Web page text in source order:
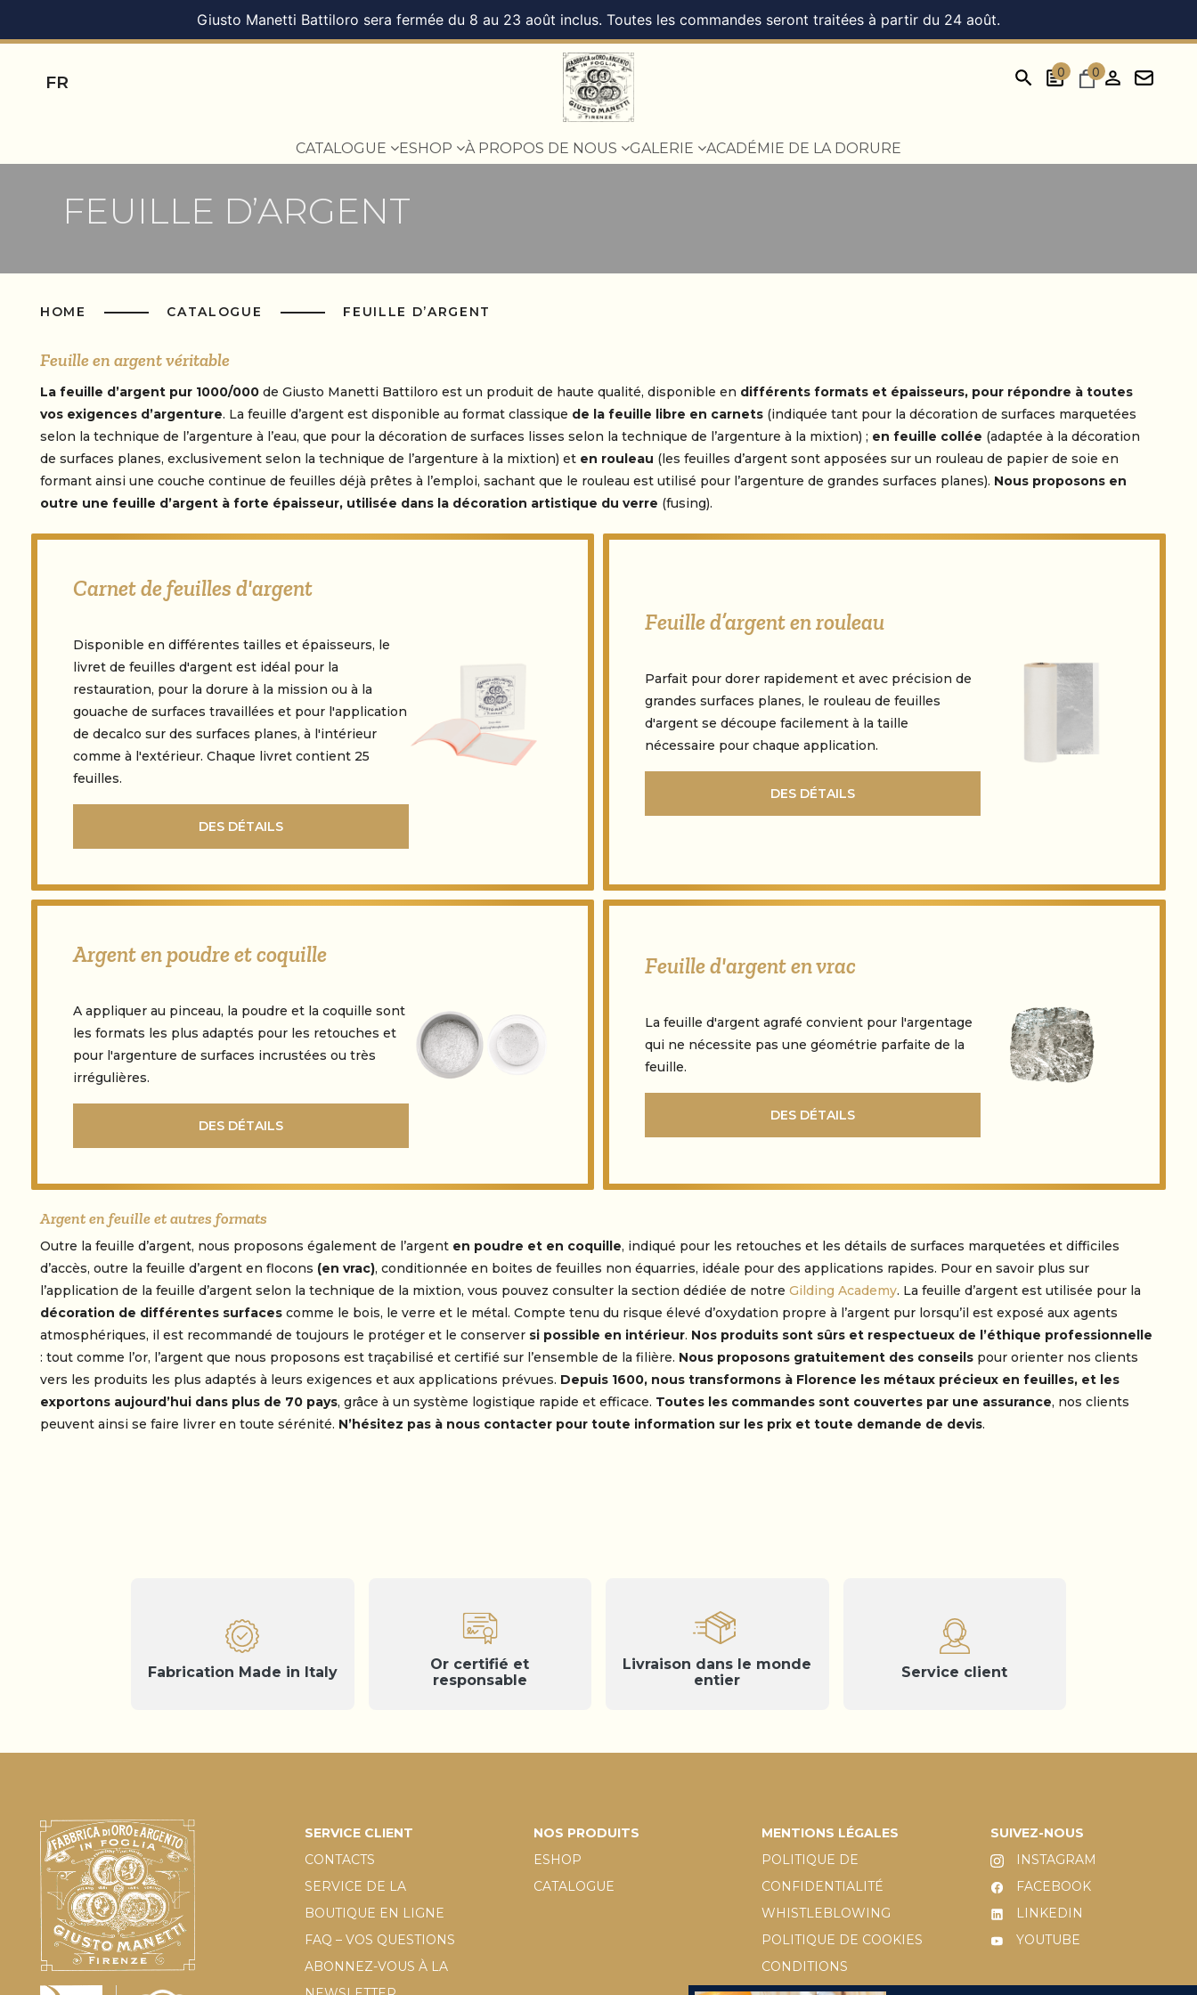
Giusto Manetti Battiloro sera fermée du 8 au 23 août inclus. Toutes les commandes seront traitées à partir du 24 août.
FR
0 0
CATALOGUE ESHOP À PROPOS DE NOUS GALERIE ACADÉMIE DE LA DORURE
FEUILLE D’ARGENT
HOME CATALOGUE FEUILLE D’ARGENT
Feuille en argent véritable
La feuille d’argent pur 1000/000 de Giusto Manetti Battiloro est un produit de haute qualité, disponible en différents formats et épaisseurs, pour répondre à toutes
vos exigences d’argenture. La feuille d’argent est disponible au format classique de la feuille libre en carnets (indiquée tant pour la décoration de surfaces marquetées
selon la technique de l’argenture à l’eau, que pour la décoration de surfaces lisses selon la technique de l’argenture à la mixtion) ; en feuille collée (adaptée à la décoration
de surfaces planes, exclusivement selon la technique de l’argenture à la mixtion) et en rouleau (les feuilles d’argent sont apposées sur un rouleau de papier de soie en
formant ainsi une couche continue de feuilles déjà prêtes à l’emploi, sachant que le rouleau est utilisé pour l’argenture de grandes surfaces planes). Nous proposons en
outre une feuille d’argent à forte épaisseur, utilisée dans la décoration artistique du verre (fusing).
Carnet de feuilles d'argent
Disponible en différentes tailles et épaisseurs, le
livret de feuilles d'argent est idéal pour la
restauration, pour la dorure à la mission ou à la
gouache de surfaces travaillées et pour l'application
de decalco sur des surfaces planes, à l'intérieur
comme à l'extérieur. Chaque livret contient 25
feuilles.
DES DÉTAILS
Feuille d’argent en rouleau
Parfait pour dorer rapidement et avec précision de
grandes surfaces planes, le rouleau de feuilles
d'argent se découpe facilement à la taille
nécessaire pour chaque application.
DES DÉTAILS
Argent en poudre et coquille
A appliquer au pinceau, la poudre et la coquille sont
les formats les plus adaptés pour les retouches et
pour l'argenture de surfaces incrustées ou très
irrégulières.
DES DÉTAILS
Feuille d'argent en vrac
La feuille d'argent agrafé convient pour l'argentage
qui ne nécessite pas une géométrie parfaite de la
feuille.
DES DÉTAILS
Argent en feuille et autres formats
Outre la feuille d’argent, nous proposons également de l’argent en poudre et en coquille, indiqué pour les retouches et les détails de surfaces marquetées et difficiles
d’accès, outre la feuille d’argent en flocons (en vrac), conditionnée en boites de feuilles non équarries, idéale pour des applications rapides. Pour en savoir plus sur
l’application de la feuille d’argent selon la technique de la mixtion, vous pouvez consulter la section dédiée de notre Gilding Academy. La feuille d’argent est utilisée pour la
décoration de différentes surfaces comme le bois, le verre et le métal. Compte tenu du risque élevé d’oxydation propre à l’argent pur lorsqu’il est exposé aux agents
atmosphériques, il est recommandé de toujours le protéger et le conserver si possible en intérieur. Nos produits sont sûrs et respectueux de l’éthique professionnelle
: tout comme l’or, l’argent que nous proposons est traçabilisé et certifié sur l’ensemble de la filière. Nous proposons gratuitement des conseils pour orienter nos clients
vers les produits les plus adaptés à leurs exigences et aux applications prévues. Depuis 1600, nous transformons à Florence les métaux précieux en feuilles, et les
exportons aujourd’hui dans plus de 70 pays, grâce à un système logistique rapide et efficace. Toutes les commandes sont couvertes par une assurance, nos clients
peuvent ainsi se faire livrer en toute sérénité. N’hésitez pas à nous contacter pour toute information sur les prix et toute demande de devis.
Fabrication Made in Italy
Or certifié et
responsable
Livraison dans le monde
entier
Service client
SERVICE CLIENT
CONTACTS
SERVICE DE LA
BOUTIQUE EN LIGNE
FAQ – VOS QUESTIONS
ABONNEZ-VOUS À LA
NOS PRODUITS
ESHOP
CATALOGUE
MENTIONS LÉGALES
POLITIQUE DE
CONFIDENTIALITÉ
WHISTLEBLOWING
POLITIQUE DE COOKIES
CONDITIONS
SUIVEZ-NOUS
INSTAGRAM
FACEBOOK
LINKEDIN
YOUTUBE